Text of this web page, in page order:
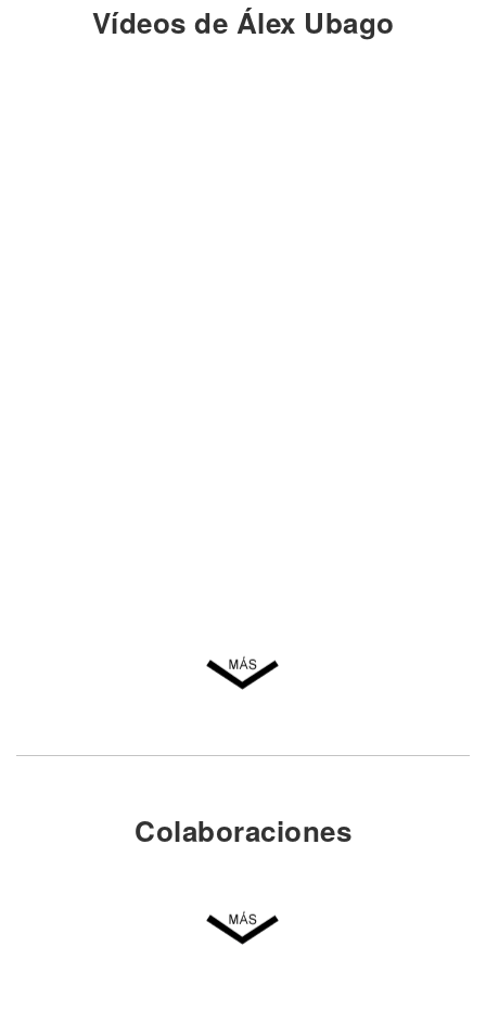
Vídeos de Álex Ubago
Colaboraciones